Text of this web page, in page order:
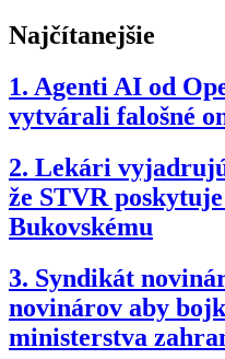
Najčítanejšie
1. Agenti AI od
vytvárali falošné
2. Lekári
že STVR
Bukovskému
3. Syndikát
novinárov aby
ministerstva